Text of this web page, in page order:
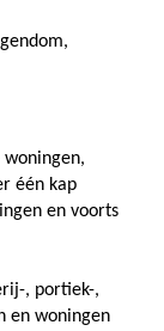
één kap
en voorts
, portiek-,
en woningen